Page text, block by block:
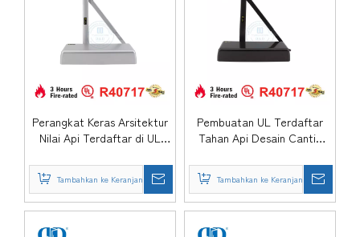
Perangkat Keras Arsitektur
Nilai Api Terdaftar di UL
Menengah Hidrolik
Overhead Ayunan Pintu
Kayu Logam Perumahan
Tambahkan ke Keranjang
Pembuatan UL Terdaftar
Tahan Api Desain Cantik
di Permukaan Hidrolik
Kembali Periksa Komersial
Pintu Ganda Tunggal
Tambahkan ke Keranjang